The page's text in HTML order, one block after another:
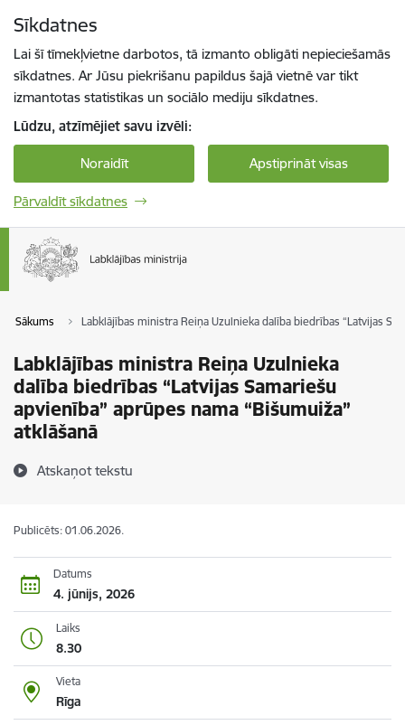
Sīkdatnes
Lai šī tīmekļvietne darbotos, tā izmanto obligāti nepieciešamās
sīkdatnes. Ar Jūsu piekrišanu papildus šajā vietnē var tikt
izmantotas statistikas un sociālo mediju sīkdatnes.
Lūdzu, atzīmējiet savu izvēli:
Noraidīt Apstiprināt visas
Pārvaldīt sīkdatnes
Sākums Labklājības ministra Reiņa Uzulnieka dalība biedrības “Latvijas
Labklājības ministra Reiņa Uzulnieka
dalība biedrības “Latvijas Samariešu
apvienība” aprūpes nama “Bišumuiža”
atklāšanā
Atskaņot tekstu
Publicēts: 01.06.2026.
Datums
4. jūnijs, 2026
Laiks
8.30
Vieta
Rīga